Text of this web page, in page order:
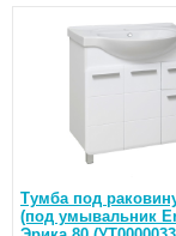
Тумба под
(под умывальник